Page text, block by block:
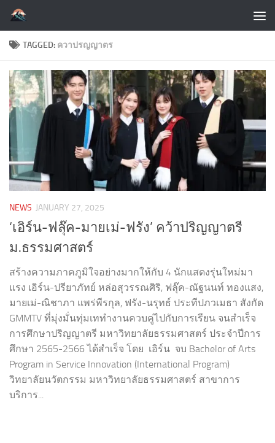
Skip to content
TAGGED: ควาปรญญาตร
NEWS JANUARY 27, 2025
‘เอิร์น-ฟลุ๊ค-มายเม่-ฟรัง’ คว้าปริญญาตรี
ม.ธรรมศาสตร์
สร้างความภาคภูมิใจอย่างมากให้กับ 4 นักแสดงรุ่นใหม่มา
แรง เอิร์น-ปรียาภัทย์ หล่อสุวรรณศิริ, ฟลุ๊ค-ณัฐนนท์ ทองแสง,
มายเม่-ณิชาภา แพร่พีรกุล, ฟรัง-นรุทธ์ ประทีปภวเมธา สังกัด
GMMTV ที่มุ่งมั่นทุ่มเททำงานควบคู่ไปกับการเรียน จนสำเร็จ
การศึกษาปริญญาตรี มหาวิทยาลัยธรรมศาสตร์ ประจำปีการ
ศึกษา 2565-2566 ได้สำเร็จ โดย เอิร์น จบ Bachelor of Arts
Program in Service Innovation (International Program)
วิทยาลัยนวัตกรรม มหาวิทยาลัยธรรมศาสตร์ สาขาการ
บริการ...